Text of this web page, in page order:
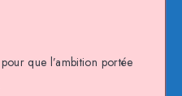
que l’ambition portée